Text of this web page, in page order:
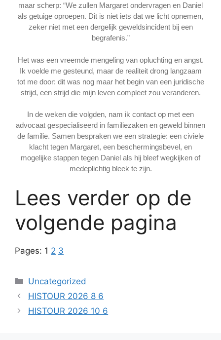
maar scherp: “We zullen Margaret ondervragen en Daniel
als getuige oproepen. Dit is niet iets dat we licht opnemen,
zeker niet met een dergelijk geweldsincident bij een
begrafenis.”
Het was een vreemde mengeling van opluchting en angst.
Ik voelde me gesteund, maar de realiteit drong langzaam
tot me door: dit was nog maar het begin van een juridische
strijd, een strijd die mijn leven compleet zou veranderen.
In de weken die volgden, nam ik contact op met een
advocaat gespecialiseerd in familiezaken en geweld binnen
de familie. Samen bespraken we een strategie: een civiele
klacht tegen Margaret, een beschermingsbevel, en
mogelijke stappen tegen Daniel als hij bleef wegkijken of
medeplichtig bleek te zijn.
Lees verder op de
volgende pagina
Pages: 1 2 3
Categories
Uncategorized
HISTOUR 2026 8 6
HISTOUR 2026 10 6